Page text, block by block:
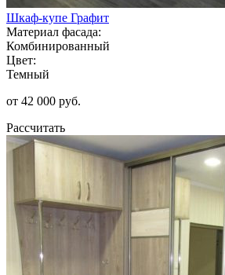
Шкаф-купе Графит
Материал фасада:
Комбинированный
Цвет:
Темный
от 42 000 руб.
Рассчитать